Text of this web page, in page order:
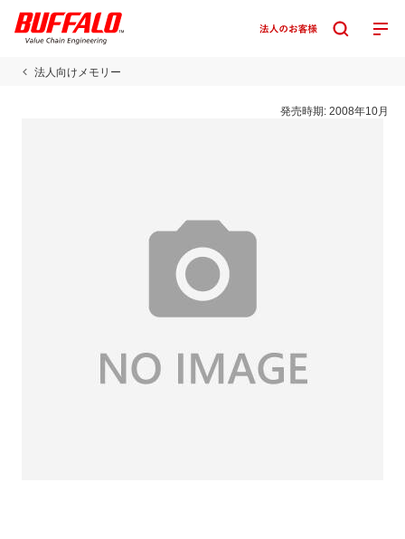
法人向けメモリー
発売時期:2008年10月